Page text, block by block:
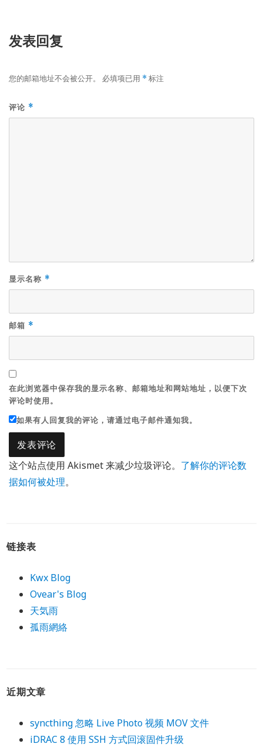
发表回复
您的邮箱地址不会被公开。 必填项已用 *标注
评论 *
显示名称 *
邮箱 *
在此浏览器中保存我的显示名称、邮箱地址和网站地址，以便下次
评论时使用。
如果有人回复我的评论，请通过电子邮件通知我。
这个站点使用 Akismet 来减少垃圾评论。 了解你的评论数
据如何被处理。
链接表
Kwx Blog
Ovear's Blog
天気雨
孤雨網絡
近期文章
syncthing 忽略 Live Photo 视频 MOV 文件
iDRAC 8 使用 SSH 方式回滚固件升级